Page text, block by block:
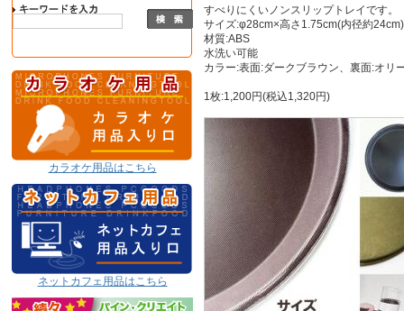
カラオケ用品はこちら
ネットカフェ用品はこちら
すべりにくいノンスリップトレイです。
サイズ:φ28cm×高さ1.75cm(内径約
材質:ABS
水洗い可能
カラー:表面:ダークブラウン、裏面:オリ
1枚:1,200円(税込1,320円)